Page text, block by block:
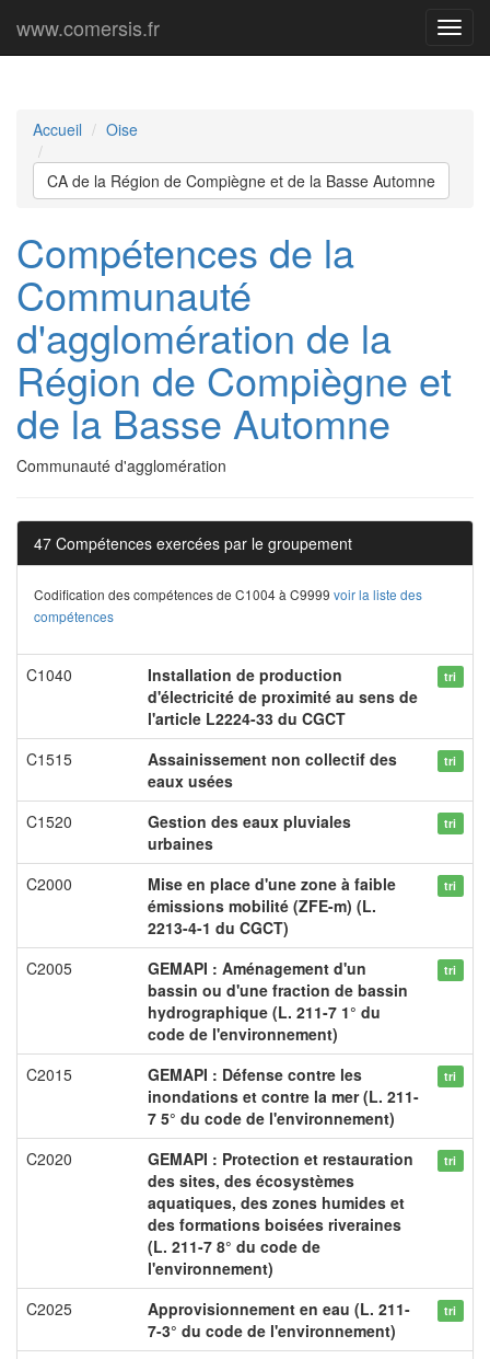
Menu
www.comersis.fr
Accueil Oise
CA de la Région de Compiègne et de la Basse Automne
Compétences de la
Communauté
d'agglomération de la
Région de Compiègne et
de la Basse Automne
Communauté d'agglomération
47 Compétences exercées par le groupement
Codification des compétences de C1004 à C9999 voir la liste des
compétences
C1040
Installation de production
d'électricité de proximité au sens de
l'article L2224-33 du CGCT
tri
C1515
Assainissement non collectif des
eaux usées
tri
C1520
Gestion des eaux pluviales
urbaines
tri
C2000
Mise en place d'une zone à faible
émissions mobilité (ZFE-m) (L.
2213-4-1 du CGCT)
tri
C2005
GEMAPI : Aménagement d'un
bassin ou d'une fraction de bassin
hydrographique (L. 211-7 1° du
code de l'environnement)
tri
C2015
GEMAPI : Défense contre les
inondations et contre la mer (L. 211-
7 5° du code de l'environnement)
tri
C2020
GEMAPI : Protection et restauration
des sites, des écosystèmes
aquatiques, des zones humides et
des formations boisées riveraines
(L. 211-7 8° du code de
l'environnement)
tri
C2025
Approvisionnement en eau (L. 211-
7-3° du code de l'environnement)
tri